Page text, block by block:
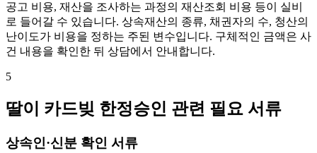
공고 비용, 재산을 조사하는 과정의 재산조회 비용 등이 실비
로 들어갈 수 있습니다. 상속재산의 종류, 채권자의 수, 청산의
난이도가 비용을 정하는 주된 변수입니다. 구체적인 금액은 사
건 내용을 확인한 뒤 상담에서 안내합니다.
5
딸이 카드빚 한정승인 관련 필요 서류
상속인·신분 확인 서류